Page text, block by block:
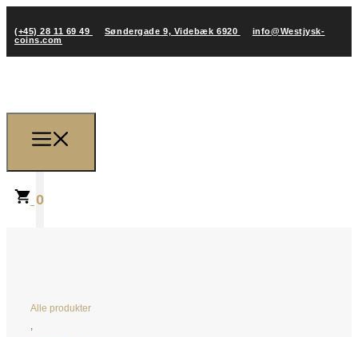
(+45) 28 11 69 49 Søndergade 9, Videbæk 6920
info@Westjysk-
coins.com
0
Alle produkter
,